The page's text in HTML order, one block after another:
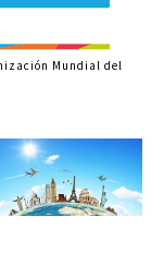
Mundial del